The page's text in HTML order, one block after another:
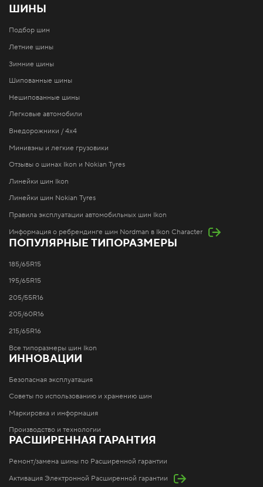
ШИНЫ
Подбор шин
Летние шины
Зимние шины
Шипованные шины
Нешипованные шины
Легковые автомобили
Внедорожники / 4x4
Минивэны и легкие грузовики
Отзывы о шинах Ikon и Nokian Tyres
Линейки шин Ikon
Линейки шин Nokian Tyres
Правила эксплуатации автомобильных шин Ikon
Информация о ребрендинге шин Nordman в Ikon Character
ПОПУЛЯРНЫЕ ТИПОРАЗМЕРЫ
185/65R15
195/65R15
205/55R16
205/60R16
215/65R16
Все типоразмеры шин Ikon
ИННОВАЦИИ
Безопасная эксплуатация
Советы по использованию и хранению шин
Маркировка и информация
Производство и технологии
РАСШИРЕННАЯ ГАРАНТИЯ
Ремонт/замена шины по Расширенной гарантии
Активация Электронной Расширенной гарантии